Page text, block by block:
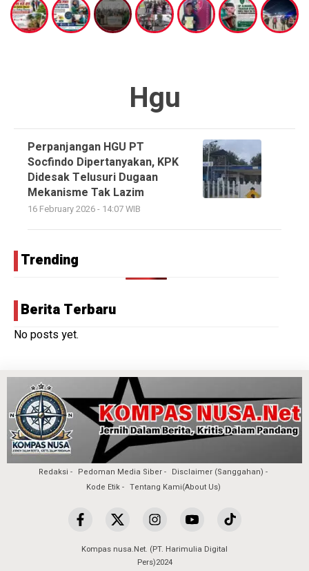
Hgu
Perpanjangan HGU PT
Socfindo Dipertanyakan, KPK
Didesak Telusuri Dugaan
Mekanisme Tak Lazim
16 February 2026 - 14:07 WIB
Trending
Berita Terbaru
No posts yet.
Redaksi Pedoman Media Siber
Disclaimer (Sanggahan)
Kode Etik
Tentang Kami(About Us)
Kompas nusa.Net. (PT. Harimulia Digital
Pers)2024